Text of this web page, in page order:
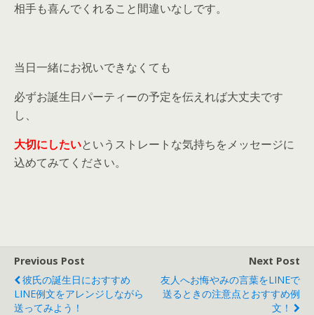
相手も喜んでくれること間違いなしです。
当日一緒にお祝いできなくても
必ずお誕生日パーティーの予定を伝えれば大丈夫です
し、
大切にしたいというストレートな気持ちをメッセージに
込めてみてください。
Previous Post
彼氏の誕生日におすすめ
LINE例文をアレンジしながら
送ってみよう！
Next Post
友人へお悔やみの言葉をLINEで
送るときの注意点とおすすめ例
文！